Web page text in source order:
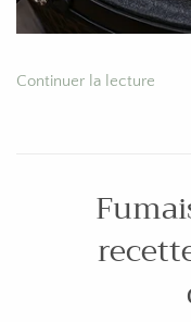
Continuer la lecture